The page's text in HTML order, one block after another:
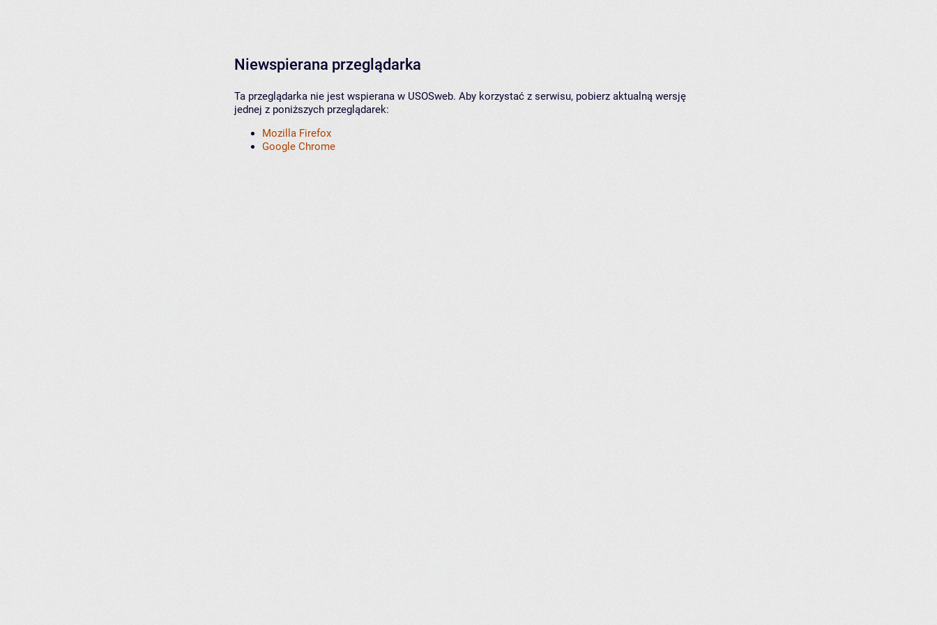
Niewspierana przeglądarka
Ta przeglądarka nie jest wspierana w USOSweb. Aby korzystać z serwisu, pobierz aktualną wersję
jednej z poniższych przeglądarek:
Mozilla Firefox
Google Chrome